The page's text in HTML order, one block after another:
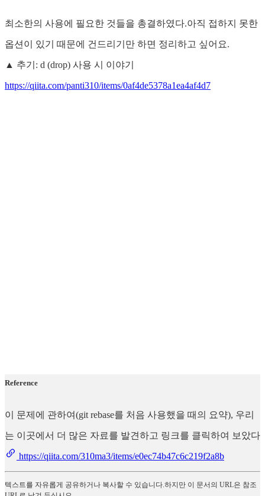
최소한의 사용에 필요한 것들을 총결하였다.아직 접하지 못한
옵션이 있기 때문에 건드리기만 하면 정리하고 싶어요.
▲ 추기: d (drop) 사용 시 이야기
https://qiita.com/panti310/items/0af4de5378a1ea4af4d7
Reference
이 문제에 관하여(git rebase를 처음 사용했을 때의 요약), 우리
는 이곳에서 더 많은 자료를 발견하고 링크를 클릭하여 보았다
https://qiita.com/310ma3/items/e0ec74b47c6c219f2a8b
텍스트를 자유롭게 공유하거나 복사할 수 있습니다.하지만 이 문서의 URL은 참조